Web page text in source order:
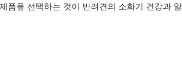
품을 선택하는 것이 반려견의 소화기 건강과